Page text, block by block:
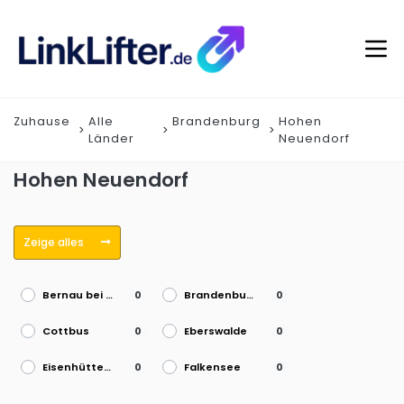
Zuhause
Alle
Länder
Brandenburg
Hohen
Neuendorf
Hohen Neuendorf
Zeige alles
Bernau bei Berlin 0 Brandenburg an der Havel 0
Cottbus 0 Eberswalde 0
Eisenhüttenstadt 0 Falkensee 0